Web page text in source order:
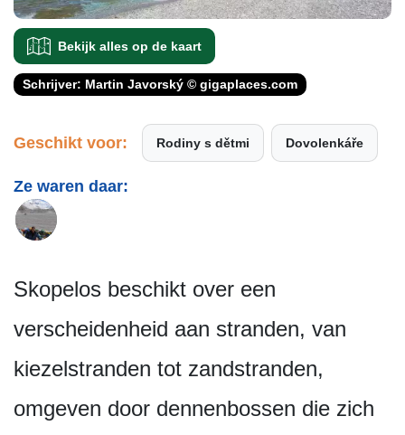
Bekijk alles op de kaart
Schrijver: Martin Javorský © gigaplaces.com
Geschikt voor: Rodiny s dětmi Dovolenkáře
Ze waren daar:
Skopelos beschikt over een
verscheidenheid aan stranden, van
kiezelstranden tot zandstranden,
omgeven door dennenbossen die zich